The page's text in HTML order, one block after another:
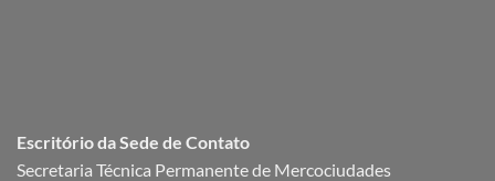
Escritório da Sede de Contato
Secretaria Técnica Permanente de Mercociudades